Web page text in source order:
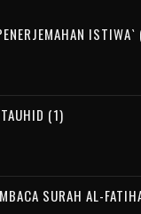
(1)
SURAH AL-